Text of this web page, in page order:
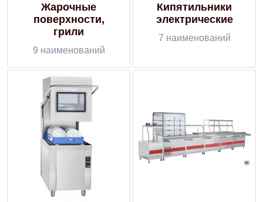
Жарочные
поверхности,
грили
9 наименований
Кипятильники
электрические
7 наименований